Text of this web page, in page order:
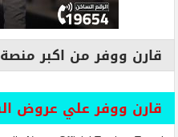
قارن ووفر من اكبر
قارن ووفر علي عروض